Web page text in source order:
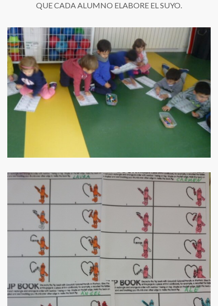
QUE CADA ALUMNO ELABORE EL SUYO.